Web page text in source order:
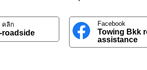
คลิก
roadside
Facebook
Towing Bkk
assistance